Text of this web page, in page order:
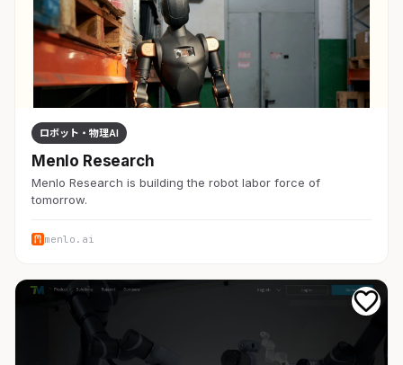
ロボット・物理AI
Menlo Research
Menlo Research is building the robot labor force of
tomorrow.
menlo.ai